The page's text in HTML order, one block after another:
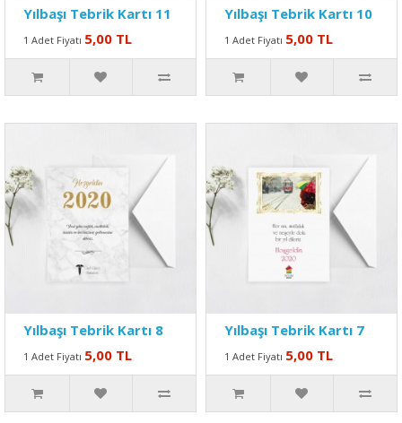
Yılbaşı Tebrik Kartı 11
1 Adet Fiyatı 5,00 TL
Yılbaşı Tebrik Kartı 10
1 Adet Fiyatı 5,00 TL
Yılbaşı Tebrik Kartı 8
1 Adet Fiyatı 5,00 TL
Yılbaşı Tebrik Kartı 7
1 Adet Fiyatı 5,00 TL